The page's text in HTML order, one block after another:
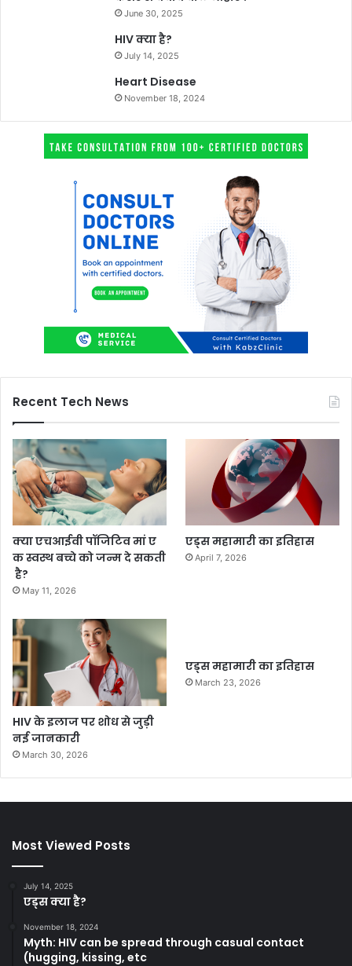
June 30, 2025
HIV क्या है?
July 14, 2025
Heart Disease
November 18, 2024
Recent Tech News
क्या एचआईवी पॉजिटिव मां ए
क स्वस्थ बच्चे को जन्म दे सकती
है?
May 11, 2026
एड्स महामारी का इतिहास
April 7, 2026
HIV के इलाज पर शोध से जुड़ी
नई जानकारी
March 30, 2026
एड्स महामारी का इतिहास
March 23, 2026
Most Viewed Posts
July 14, 2025
एड्स क्या है?
November 18, 2024
Myth: HIV can be spread through casual contact
(hugging, kissing, etc